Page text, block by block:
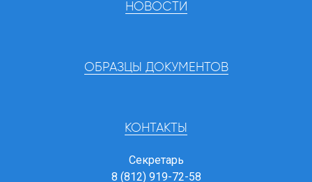
НОВОСТИ
ОБРАЗЦЫ ДОКУМЕНТОВ
КОНТАКТЫ
Секретарь
8 (812) 919-72-58